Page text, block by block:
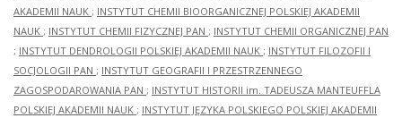
AKADEMII NAUK ; INSTYTUT CHEMII BIOORGANICZNEJ POLSKIEJ AKADEMII
NAUK ; INSTYTUT CHEMII FIZYCZNEJ PAN ; INSTYTUT CHEMII ORGANICZNEJ PAN
; INSTYTUT DENDROLOGII POLSKIEJ AKADEMII NAUK ; INSTYTUT FILOZOFII I
SOCJOLOGII PAN ; INSTYTUT GEOGRAFII I PRZESTRZENNEGO
ZAGOSPODAROWANIA PAN ; INSTYTUT HISTORII im. TADEUSZA MANTEUFFLA
POLSKIEJ AKADEMII NAUK ; INSTYTUT JĘZYKA POLSKIEGO POLSKIEJ AKADEMII